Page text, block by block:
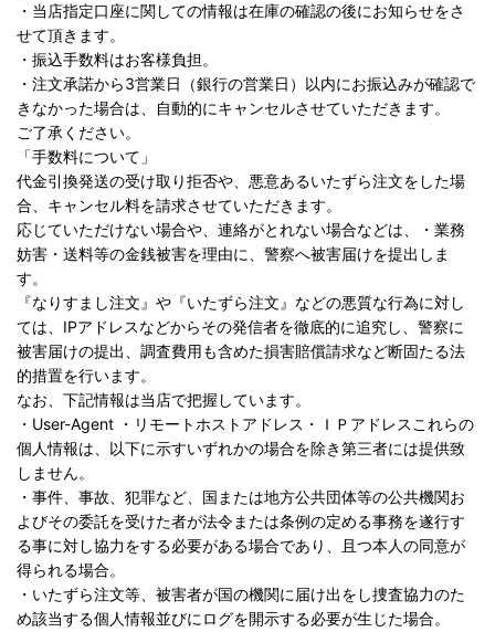
・当店指定口座に関しての情報は在庫の確認の後にお知らせをさ
せて頂きます。
・振込手数料はお客様負担。
・注文承諾から3営業日（銀行の営業日）以内にお振込みが確認で
きなかった場合は、自動的にキャンセルさせていただきます。
ご了承ください。
「手数料について」
代金引換発送の受け取り拒否や、悪意あるいたずら注文をした場
合、キャンセル料を請求させていただきます。
応じていただけない場合や、連絡がとれない場合などは、・業務
妨害・送料等の金銭被害を理由に、警察へ被害届けを提出しま
す。
『なりすまし注文』や『いたずら注文』などの悪質な行為に対し
ては、IPアドレスなどからその発信者を徹底的に追究し、警察に
被害届けの提出、調査費用も含めた損害賠償請求など断固たる法
的措置を行います。
なお、下記情報は当店で把握しています。
・User-Agent ・リモートホストアドレス・ＩＰアドレスこれらの
個人情報は、以下に示すいずれかの場合を除き第三者には提供致
しません。
・事件、事故、犯罪など、国または地方公共団体等の公共機関お
よびその委託を受けた者が法令または条例の定める事務を遂行す
る事に対し協力をする必要がある場合であり、且つ本人の同意が
得られる場合。
・いたずら注文等、被害者が国の機関に届け出をし捜査協力のた
め該当する個人情報並びにログを開示する必要が生じた場合。